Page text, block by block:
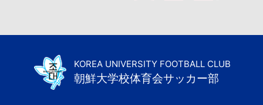
KOREA UNIVERSITY FOOTBALL CLUB
朝鮮大学校体育会サッカー部